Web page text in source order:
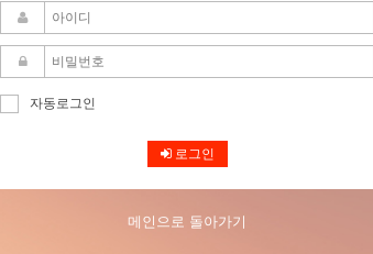
자동로그인
로그인
메인으로 돌아가기